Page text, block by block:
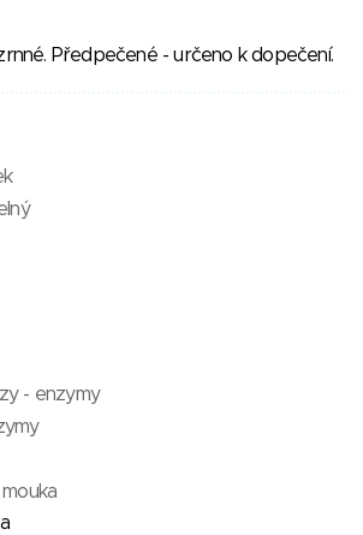
Předpečené - určeno k dopečení.
- enzymy